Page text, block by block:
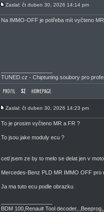
Zaslal: čt duben 30, 2026 14:14 pm
Na IMMO-OFF je potřeba mít vyčteno
TUNED.cz - Chiptuning soubory pro
Zaslal: čt duben 30, 2026 14:23 pm
To je prosim vyčteno MR a FR ?
To jsou jake moduly ecu ?
cetl jsem ze by to melo se delat jen v
Mercedes-Benz PLD MR IMMO OFF pro
Ja ma tuto ecu podle obrazku
BDM 100,Renault Tool